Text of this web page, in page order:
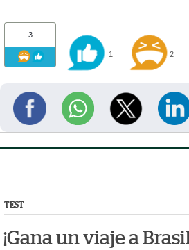
3
1 2
TEST
¡Gana un viaje a